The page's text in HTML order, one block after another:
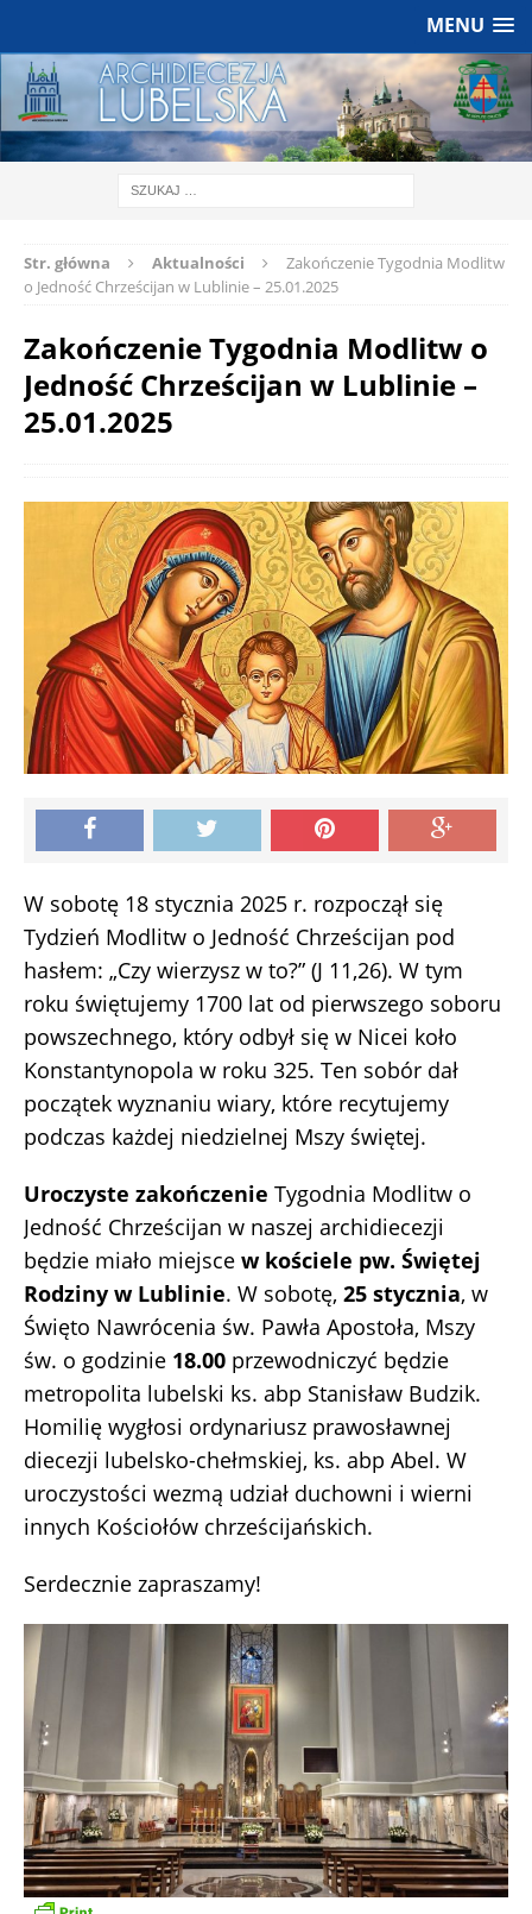
MENU
Str. główna Aktualności
Zakończenie Tygodnia Modlitw
o Jedność Chrześcijan w Lublinie – 25.01.2025
Zakończenie Tygodnia Modlitw o
Jedność Chrześcijan w Lublinie –
25.01.2025
W sobotę 18 stycznia 2025 r. rozpoczął się
Tydzień Modlitw o Jedność Chrześcijan pod
hasłem: „Czy wierzysz w to?” (J 11,26). W tym
roku świętujemy 1700 lat od pierwszego soboru
powszechnego, który odbył się w Nicei koło
Konstantynopola w roku 325. Ten sobór dał
początek wyznaniu wiary, które recytujemy
podczas każdej niedzielnej Mszy świętej.
Uroczyste zakończenie Tygodnia Modlitw o
Jedność Chrześcijan w naszej archidiecezji
będzie miało miejsce w kościele pw. Świętej
Rodziny w Lublinie. W sobotę, 25 stycznia, w
Święto Nawrócenia św. Pawła Apostoła, Mszy
św. o godzinie 18.00 przewodniczyć będzie
metropolita lubelski ks. abp Stanisław Budzik.
Homilię wygłosi ordynariusz prawosławnej
diecezji lubelsko-chełmskiej, ks. abp Abel. W
uroczystości wezmą udział duchowni i wierni
innych Kościołów chrześcijańskich.
Serdecznie zapraszamy!